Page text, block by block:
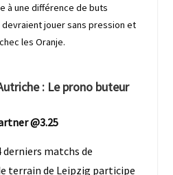
à une différence de buts
jouer sans pression et
les Oranje.
: Le prono buteur
@3.25
derniers matchs de
terrain de Leipzig participe